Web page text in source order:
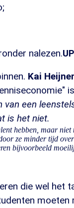
nalezen.
Kai
een
is het niet.
hebben, maar niet
ze minder tijd
bijvoorbeeld
die wel het
moeten